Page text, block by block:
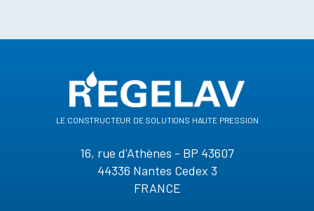
le constructeur de solutions haute pression
16, rue d'Athènes - BP 43607
44336 Nantes Cedex 3
FRANCE